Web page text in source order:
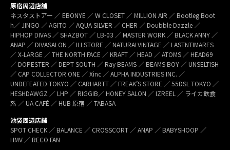
原宿周辺店舗
ネスタストアー ／ EBONYE ／ W CLOSET ／ MILLION AIR ／ Bootleg Boot
h／ JINGO ／ AGITO ／ AQUA SILVER ／ CHER ／ Doubble Dazzle ／
HIPHOP DIVAS ／ SHAZBOT ／ LB-03 ／ MASTER WORK ／ BLACK ANNY ／
ANAP ／ DIVASALON ／ ILLSTORE ／ NATURALVINTAGE ／ LASTNTIMARES
／ X-LARGE ／ THE NORTH FACE ／ KRAFT ／ HEAD ／ ATOMS ／ HEAD69
／ DOPESTER ／ DEPT SOUTH ／ Ray BEAMS ／ BEAMS BOY ／ UNSELTISH
／ CAP COLLECTOR ONE ／ Xinc ／ ALPHA INDUSTRIES INC. ／
UNDEFEATED TOKYO ／ CARHARTT ／ FREAK’S STORE ／ 55DSL TOKYO ／
HESHDAWGZ ／ LHP ／ RIGGIB／ HONEY SALON ／ IZREEL ／ ライカ飲食
系 ／ UA CAFÉ ／ HUB 原宿 ／ TABASA
池袋周辺店舗
SPOT CHECK ／ BALANCE ／ CROSSCORT ／ ANAP ／ BABYSHOOP ／
HMV ／ RECO FAN